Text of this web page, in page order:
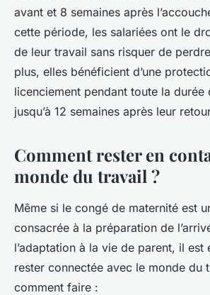
avant et 8 semaines après
cette période, les salariées ont le
de leur travail sans risquer de
plus, elles bénéficient d’une
licenciement pendant toute la durée
jusqu’à 12 semaines après leur
Comment rester en
monde du travail ?
Même si le congé de maternité est
consacrée à la préparation de
l’adaptation à la vie de parent, il est
rester connectée avec le monde du
comment faire :